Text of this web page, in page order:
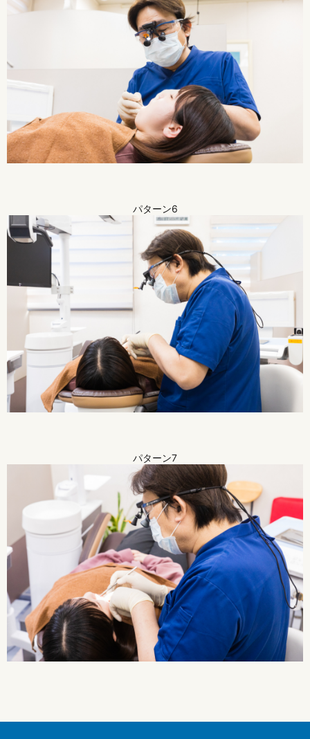
パターン6
パターン7